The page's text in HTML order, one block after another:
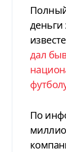
деньги
дал
По